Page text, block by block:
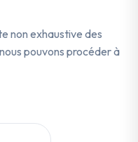
non exhaustive des
pouvons procéder à